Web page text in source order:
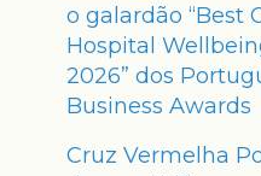
o galardão “Best
Hospital
2026” dos
Business Awards
Cruz Vermelha